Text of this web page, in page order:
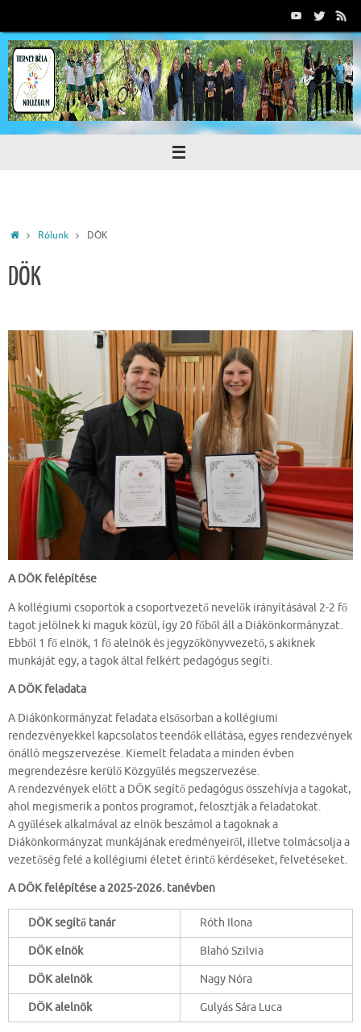
tartalomra
HomeRólunk DÖK
DÖK
A DÖK felépítése
A kollégiumi csoportok a csoportvezető nevelők irányításával 2-2 fő
tagot jelölnek ki maguk közül, így 20 főből áll a Diákönkormányzat.
Ebből 1 fő elnök, 1 fő alelnök és jegyzőkönyvvezető, s akiknek
munkáját egy, a tagok által felkért pedagógus segíti.
A DÖK feladata
A Diákönkormányzat feladata elsősorban a kollégiumi
rendezvényekkel kapcsolatos teendők ellátása, egyes rendezvények
önálló megszervezése. Kiemelt feladata a minden évben
megrendezésre kerülő Közgyűlés megszervezése.
A rendezvények előtt a DÖK segítő pedagógus összehívja a tagokat,
ahol megismerik a pontos programot, felosztják a feladatokat.
A gyűlések alkalmával az elnök beszámol a tagoknak a
Diákönkormányzat munkájának eredményeiről, illetve tolmácsolja a
vezetőség felé a kollégiumi életet érintő kérdéseket, felvetéseket.
A DÖK felépítése a 2025-2026. tanévben
DÖK segítő tanár Róth Ilona
DÖK elnök Blahó Szilvia
DÖK alelnök Nagy Nóra
DÖK alelnök Gulyás Sára Luca